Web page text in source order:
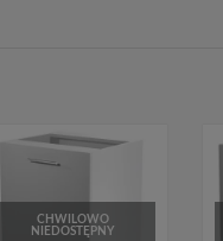
CHWILOWO
NIEDOSTĘPNY